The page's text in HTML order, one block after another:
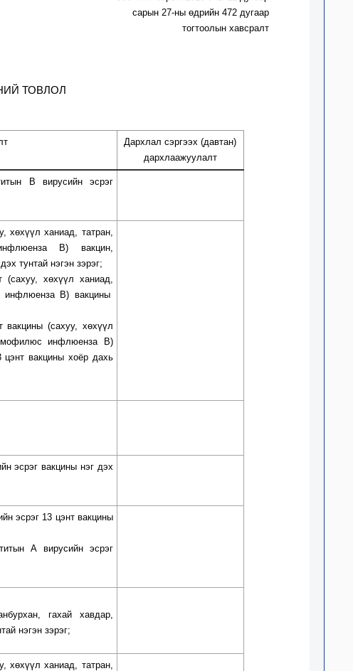
сарын 27-ны өдрийн 472 дугаар
тогтоолын хавсралт
ТОВЛОЛ
Дархлал сэргээх (давтан)
дархлаажуулалт
В вирусийн эсрэг
хөхүүл ханиад, татран,
В) вакцин,
тунтай нэгэн зэрэг;
хөхүүл ханиад,
инфлюенза В) вакцины
вакцины (сахуу, хөхүүл
инфлюенза В)
цэнт вакцины хоёр дахь
эсрэг вакцины нэг дэх
эсрэг 13 цэнт вакцины
А вирусийн эсрэг
гахай хавдар,
нэгэн зэрэг;
хөхүүл ханиад, татран,